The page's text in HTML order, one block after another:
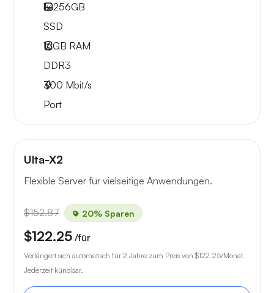
1x256GB
SSD
16GB RAM
DDR3
300 Mbit/s
Port
Ulta-X2
Flexible Server für vielseitige Anwendungen.
$152.87 20% Sparen
$122.25 /für
Verlängert sich automatisch für 2 Jahre zum Preis von $122.25/Monat.
Jederzeit kündbar.